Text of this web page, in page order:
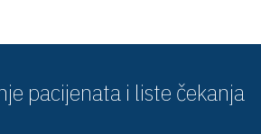
pacijenata i liste čekanja